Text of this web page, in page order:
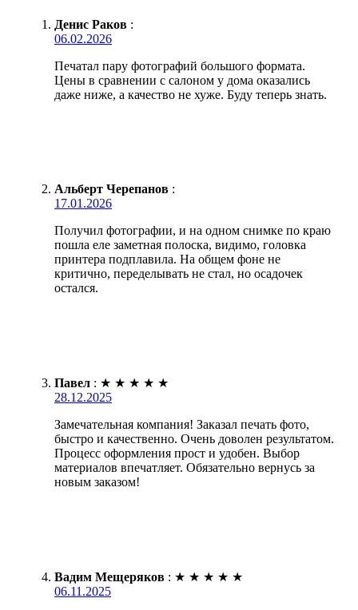
Денис Раков :
06.02.2026
Печатал пару фотографий большого формата.
Цены в сравнении с салоном у дома оказались
даже ниже, а качество не хуже. Буду теперь знать.
Альберт Черепанов :
17.01.2026
Получил фотографии, и на одном снимке по краю
пошла еле заметная полоска, видимо, головка
принтера подплавила. На общем фоне не
критично, переделывать не стал, но осадочек
остался.
Павел : ★ ★ ★ ★ ★
28.12.2025
Замечательная компания! Заказал печать фото,
быстро и качественно. Очень доволен результатом.
Процесс оформления прост и удобен. Выбор
материалов впечатляет. Обязательно вернусь за
новым заказом!
Вадим Мещеряков : ★ ★ ★ ★ ★
06.11.2025